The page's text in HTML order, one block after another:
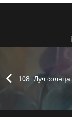
108. Луч солнца